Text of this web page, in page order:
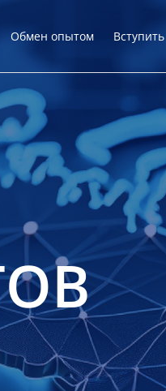
Обмен опытом Вступить